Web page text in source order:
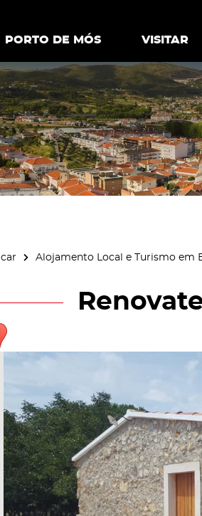
PORTO DE MÓS
PORTO DE MÓS VISITAR
Alojamento Local e Turismo em